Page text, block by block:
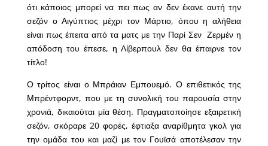
ότι κάποιος μπορεί να πει πως αν δεν έκανε αυτή την
σεζόν ο Αιγύπτιος μέχρι τον Μάρτιο, όπου η αλήθεια
είναι πως έπειτα από τα ματς με την Παρί Σεν Ζερμέν η
απόδοση του έπεσε, η Λίβερπουλ δεν θα έπαιρνε τον
τίτλο!
Ο τρίτος είναι ο Μπράιαν Εμπουεμό. Ο επιθετικός της
Μπρέντφορντ, που με τη συνολική του παρουσία στην
χρονιά, δικαιούται μία θέση. Πραγματοποίησε εξαιρετική
σεζόν, σκόραρε 20 φορές, έφτιαξα αναρίθμητα γκολ για
την ομάδα του και μαζί με τον Γουϊσά αποτέλεσαν την